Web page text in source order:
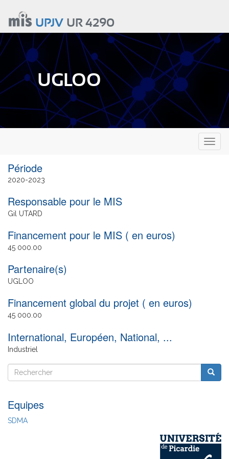
contenu
principal
UPJVUR 4290
UGLOO
2020
Date
de
fin
2023
Responsable pour le MIS
Gil UTARD
Financement pour le MIS ( en euros)
45 000.00
Partenaire(s)
UGLOO
Financement global du projet ( en euros)
45 000.00
International, Européen, National, ...
Industriel
Rechercher
Rechercher
Equipes
SDMA